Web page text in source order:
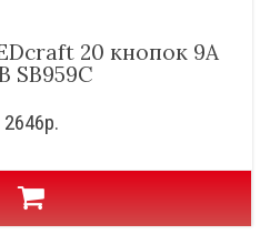
20 кнопок 9А
SB959C
2646р.